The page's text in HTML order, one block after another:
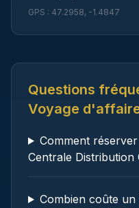
GPS : 47.2958, -1.4847
Questions
Voyage
Comment
Centrale
Combien coûte